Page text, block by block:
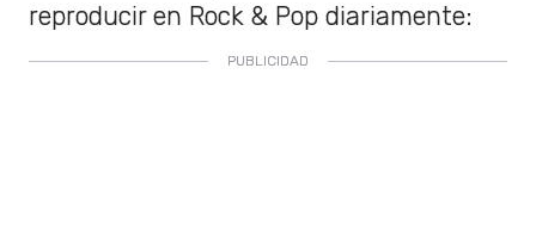
reproducir en Rock & Pop diariamente: